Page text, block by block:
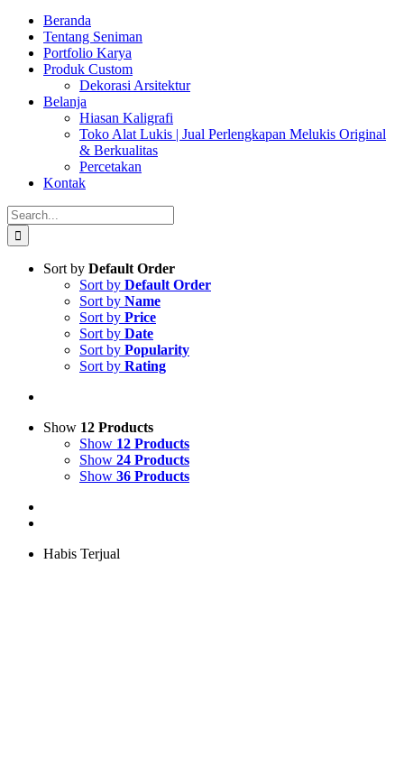
Beranda
Tentang Seniman
Portfolio Karya
Produk Custom
Dekorasi Arsitektur
Belanja
Hiasan Kaligrafi
Toko Alat Lukis | Jual Perlengkapan Melukis Original
& Berkualitas
Percetakan
Kontak
Search
for:
Sort by Default Order
Sort by Default Order
Sort by Name
Sort by Price
Sort by Date
Sort by Popularity
Sort by Rating
Show 12 Products
Show 12 Products
Show 24 Products
Show 36 Products
Habis Terjual